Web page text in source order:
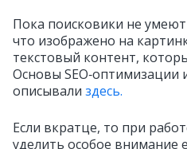
Пока поисковики не
что изображено на
текстовый контент,
Основы
описывали здесь.
Если вкратце, то при
уделить особое внимание